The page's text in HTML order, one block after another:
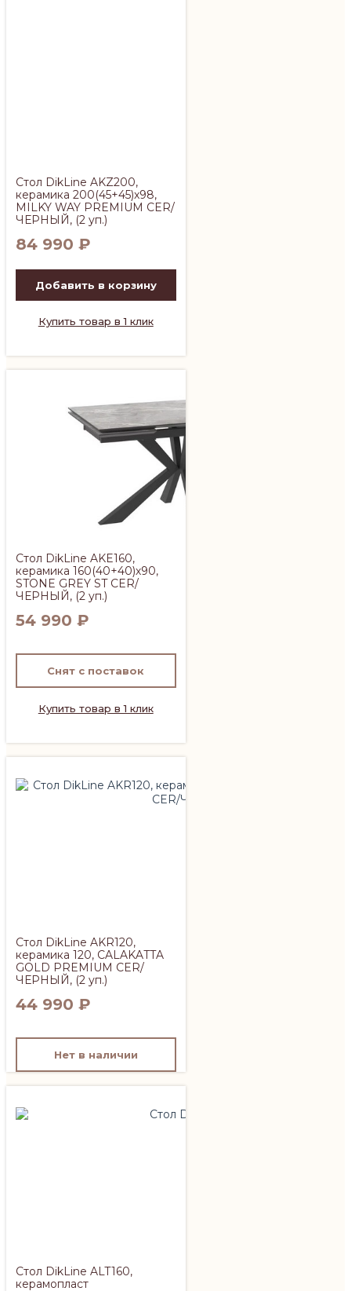
Cтол DikLine AKZ200,
керамика 200(45+45)x98,
MILKY WAY PREMIUM CER/
ЧЕРНЫЙ, (2 уп.)
84 990 ₽
Добавить в корзину
Купить товар в 1 клик
Cтол DikLine AKE160,
керамика 160(40+40)х90,
STONE GREY ST CER/
ЧЕРНЫЙ, (2 уп.)
54 990 ₽
Снят с поставок
Купить товар в 1 клик
Cтол DikLine AKR120,
керамика 120, CALAKATTA
GOLD PREMIUM CER/
ЧЕРНЫЙ, (2 уп.)
44 990 ₽
Нет в наличии
Cтол DikLine ALT160,
керамопласт